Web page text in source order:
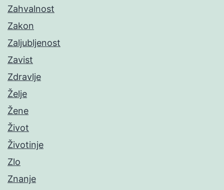
Zahvalnost
Zakon
Zaljubljenost
Zavist
Zdravlje
Želje
Žene
Život
Životinje
Zlo
Znanje